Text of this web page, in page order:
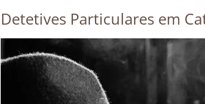
Detetives Particulares em